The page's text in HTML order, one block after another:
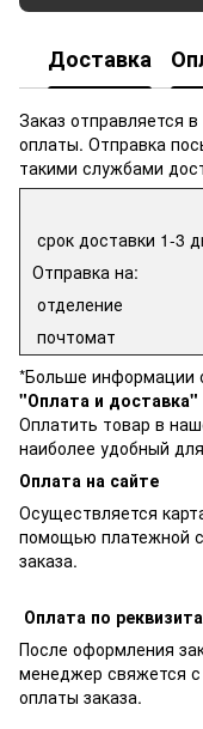
Доставка
Заказ отправляется
оплаты. Отправка
такими службами
срок доставки 1-3
Отправка на:
отделение
почтомат
*Больше информации
"Оплата и доставка"
Оплатить товар в
наиболее удобный
Оплата на сайте
Осуществляется
помощью платежной
заказа.
Оплата по
После оформления
менеджер свяжется
оплаты заказа.